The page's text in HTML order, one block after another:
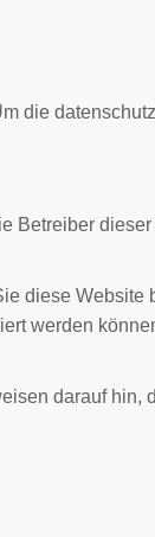
die
Betreiber
diese Website
werden
darauf hin,